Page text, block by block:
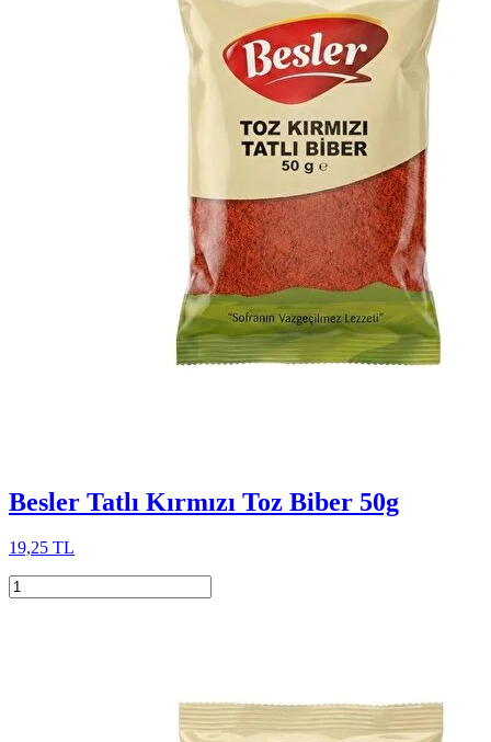
Besler Tatlı Kırmızı Toz Biber 50g
19,25 TL